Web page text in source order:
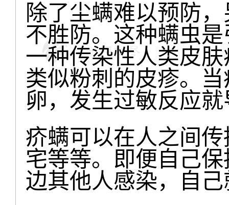
除了尘螨难以预防
不胜防。这种螨虫
一种传染性人类皮
类似粉刺的皮疹。
卵，发生过敏反应
疥螨可以在人之间
宅等等。即便自己
边其他人感染，自